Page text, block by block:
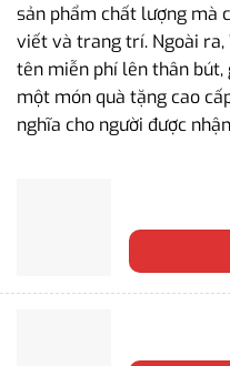
sản phẩm chất lượng mà
viết và trang trí. Ngoài ra,
tên miễn phí lên thân
một món quà tặng cao
nghĩa cho người được